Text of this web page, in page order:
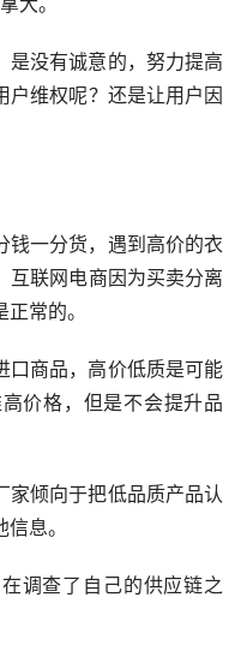
大。
是没有诚意的，努力提高
户维权呢？还是让用户因
钱一分货，遇到高价的衣
互联网电商因为买卖分离
常的。
口商品，高价低质是可能
价格，但是不会提升品
家倾向于把低品质产品认
息。
调查了自己的供应链之